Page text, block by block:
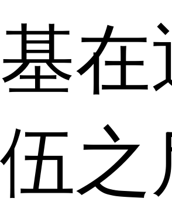
基在
伍之